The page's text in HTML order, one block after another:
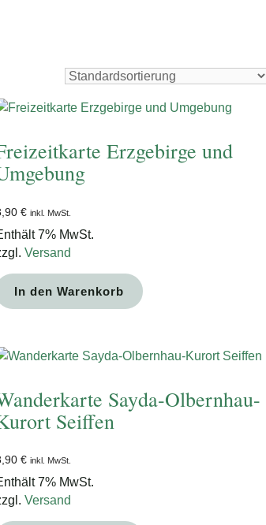
Erzgebirge und
€ inkl. MwSt.
7% MwSt.
Versand
In den Warenkorb
Sayda-Olbernhau-
Seiffen
€ inkl. MwSt.
7% MwSt.
Versand